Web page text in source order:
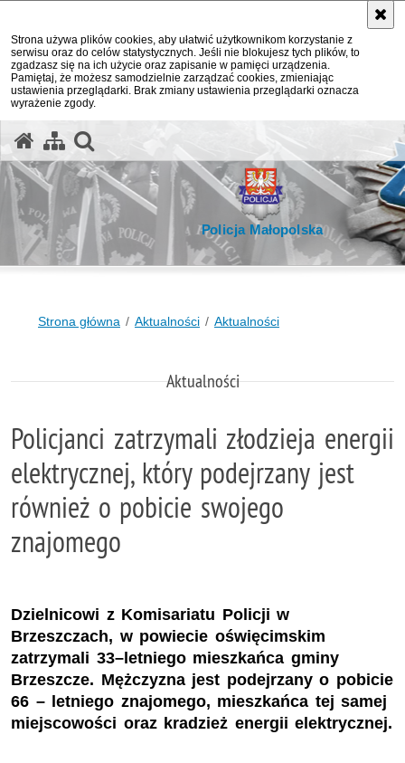
Strona używa plików cookies, aby ułatwić użytkownikom korzystanie z
serwisu oraz do celów statystycznych. Jeśli nie blokujesz tych plików, to
zgadzasz się na ich użycie oraz zapisanie w pamięci urządzenia.
Pamiętaj, że możesz samodzielnie zarządzać cookies, zmieniając
ustawienia przeglądarki. Brak zmiany ustawienia przeglądarki oznacza
wyrażenie zgody.
Policja Małopolska
Strona główna Aktualności Aktualności
Aktualności
Policjanci zatrzymali złodzieja energii
elektrycznej, który podejrzany jest
również o pobicie swojego
znajomego
Dzielnicowi z Komisariatu Policji w
Brzeszczach, w powiecie oświęcimskim
zatrzymali 33–letniego mieszkańca gminy
Brzeszcze. Mężczyzna jest podejrzany o pobicie
66 – letniego znajomego, mieszkańca tej samej
miejscowości oraz kradzież energii elektrycznej.